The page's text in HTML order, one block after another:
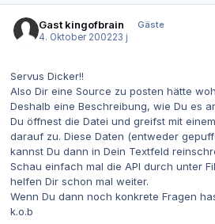
Gast kingofbrain
Gäste
4. Oktober 200223 j
Servus Dicker!!
Also Dir eine Source zu posten hätte
Deshalb eine Beschreibung, wie Du es
Du öffnest die Datei und greifst mit
darauf zu. Diese Daten (entweder
kannst Du dann in Dein Textfeld
Schau einfach mal die API durch unter
helfen Dir schon mal weiter.
Wenn Du dann noch konkrete Fragen
k.o.b